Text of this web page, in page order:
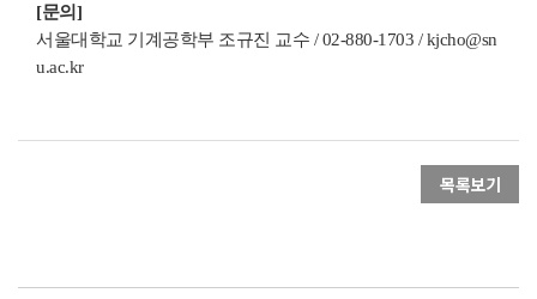
[문의]
서울대학교 기계공학부 조규진 교수 / 02-880-1703 / kjcho@sn
u.ac.kr
목록보기